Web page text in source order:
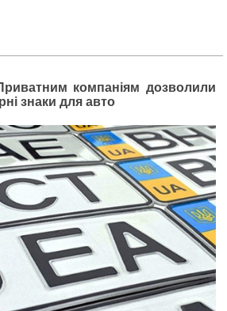
компаніям дозволили
знаки для авто